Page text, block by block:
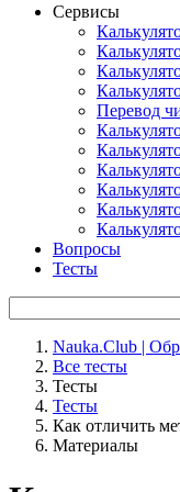
Сервисы
Перевод
Вопросы
Тесты
Nauka.Club |
Все тесты
Тесты
Тесты
Как отличить
Материалы